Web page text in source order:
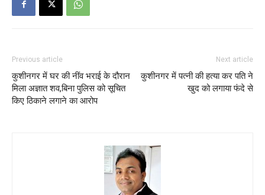
Previous article
कुशीनगर में घर की नींव भराई के दौरान
मिला अज्ञात शव,बिना पुलिस को सूचित
किए ठिकाने लगाने का आरोप
Next article
कुशीनगर में पत्नी की हत्या कर पति ने
खुद को लगाया फंदे से